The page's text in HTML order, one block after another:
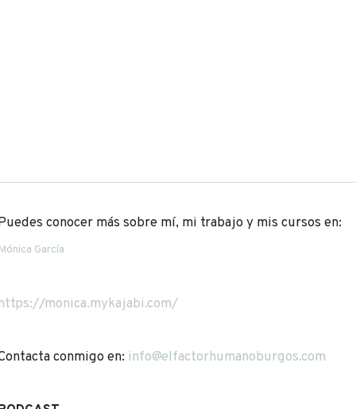
conocer más sobre mí, mi trabajo y mis cursos en:
García
monica.mykajabi.com/
conmigo en: info@elfactorhumanoburgos.com